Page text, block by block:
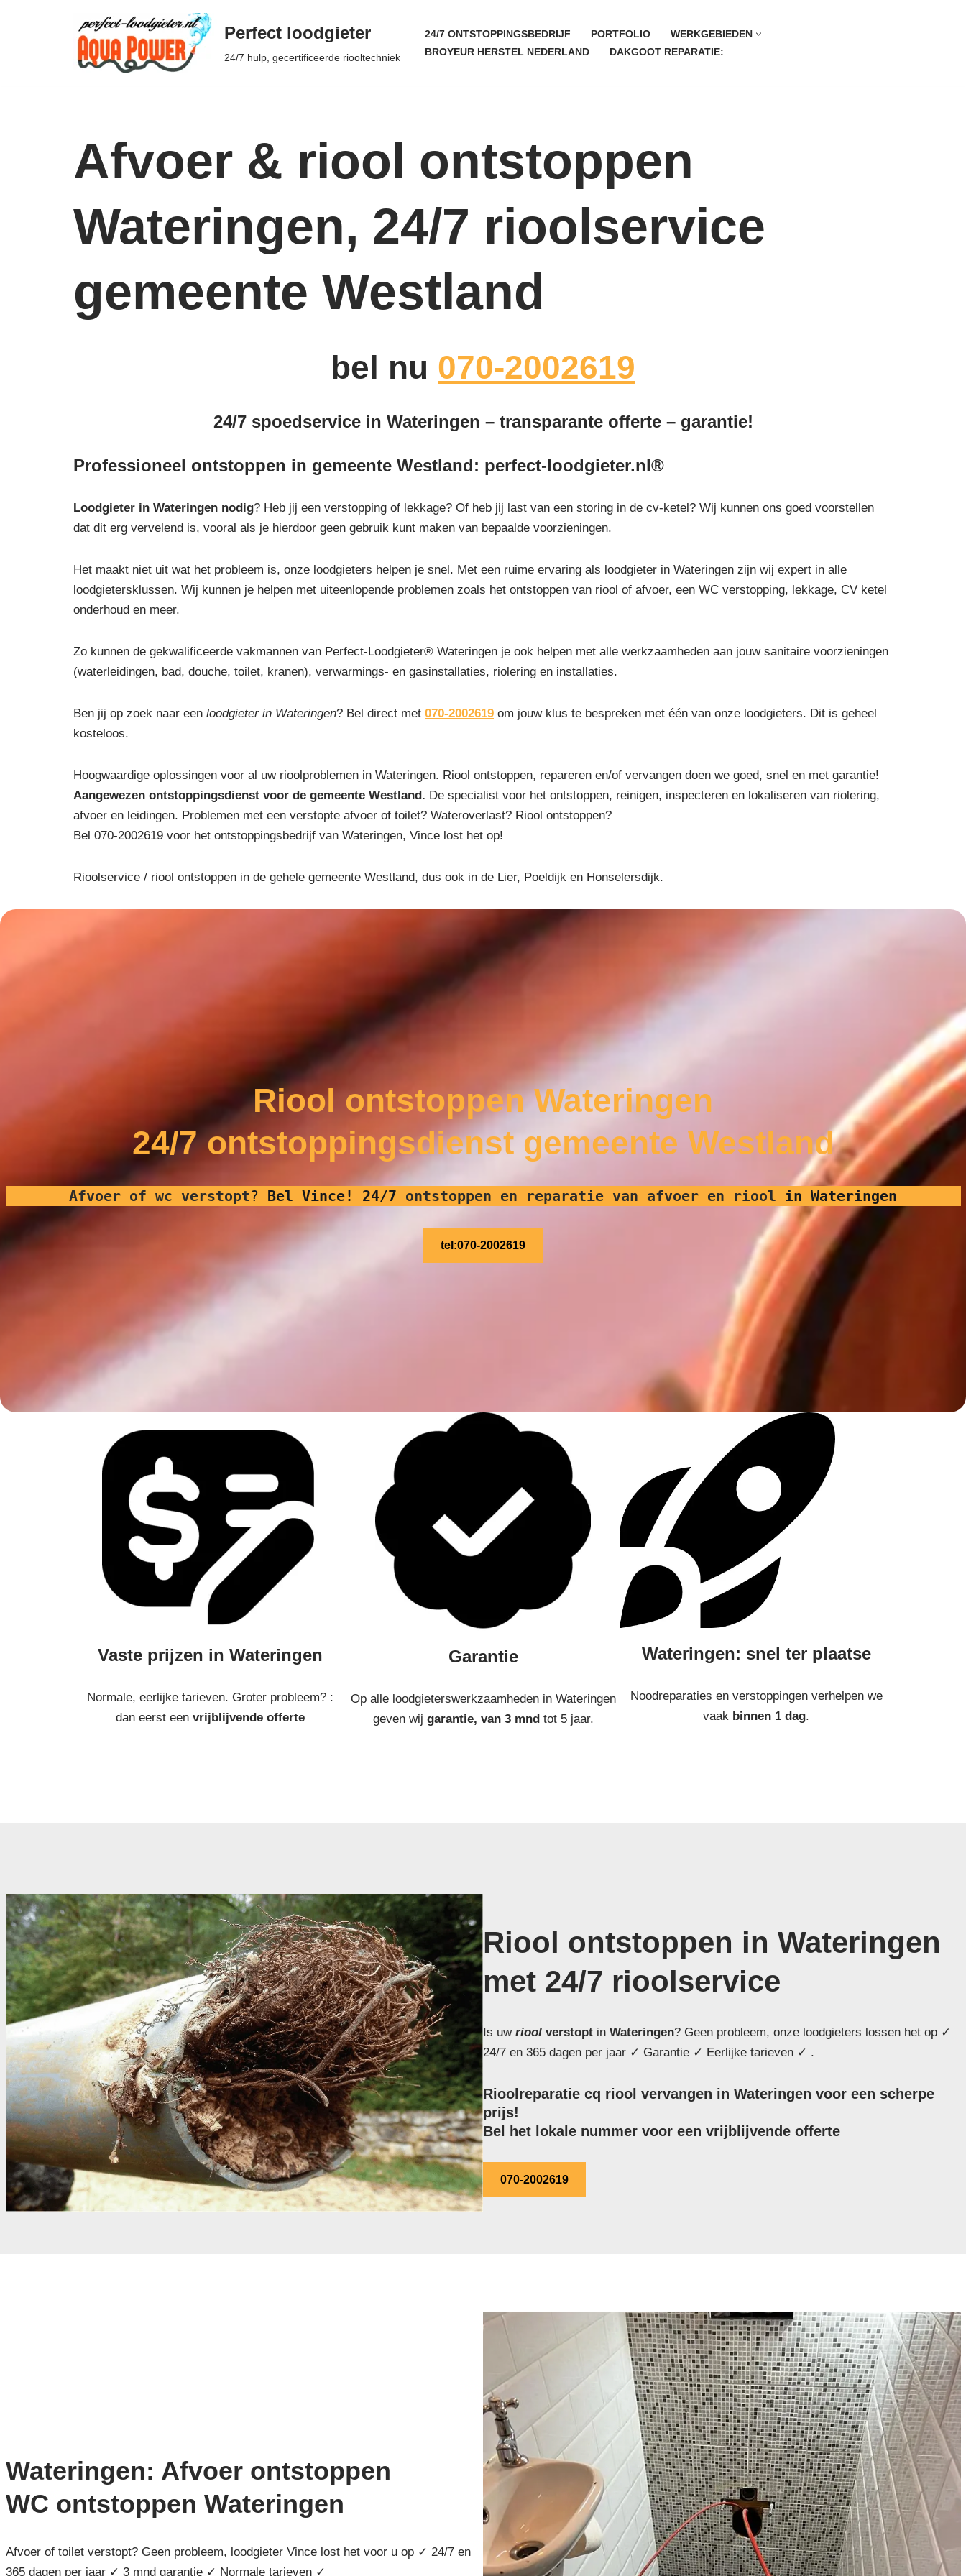
Perfect loodgieter
24/7 hulp, gecertificeerde riooltechniek
24/7 ONTSTOPPINGSBEDRIJF PORTFOLIO
WERKGEBIEDEN
BROYEUR HERSTEL NEDERLAND
DAKGOOT REPARATIE:
Afvoer & riool ontstoppen
Wateringen, 24/7 rioolservice
gemeente Westland
bel nu 070-2002619
24/7 spoedservice in Wateringen – transparante offerte – garantie!
Professioneel ontstoppen in gemeente Westland: perfect-loodgieter.nl®
Loodgieter in Wateringen nodig? Heb jij een verstopping of lekkage? Of heb jij last van een storing in de cv-ketel? Wij kunnen ons goed voorstellen
dat dit erg vervelend is, vooral als je hierdoor geen gebruik kunt maken van bepaalde voorzieningen.
Het maakt niet uit wat het probleem is, onze loodgieters helpen je snel. Met een ruime ervaring als loodgieter in Wateringen zijn wij expert in alle
loodgietersklussen. Wij kunnen je helpen met uiteenlopende problemen zoals het ontstoppen van riool of afvoer, een WC verstopping, lekkage, CV ketel
onderhoud en meer.
Zo kunnen de gekwalificeerde vakmannen van Perfect-Loodgieter® Wateringen je ook helpen met alle werkzaamheden aan jouw sanitaire voorzieningen
(waterleidingen, bad, douche, toilet, kranen), verwarmings- en gasinstallaties, riolering en installaties.
Ben jij op zoek naar een loodgieter in Wateringen? Bel direct met 070-2002619 om jouw klus te bespreken met één van onze loodgieters. Dit is geheel
kosteloos.
Hoogwaardige oplossingen voor al uw rioolproblemen in Wateringen. Riool ontstoppen, repareren en/of vervangen doen we goed, snel en met garantie!
Aangewezen ontstoppingsdienst voor de gemeente Westland. De specialist voor het ontstoppen, reinigen, inspecteren en lokaliseren van riolering,
afvoer en leidingen. Problemen met een verstopte afvoer of toilet? Wateroverlast? Riool ontstoppen?
Bel 070-2002619 voor het ontstoppingsbedrijf van Wateringen, Vince lost het op!
Rioolservice / riool ontstoppen in de gehele gemeente Westland, dus ook in de Lier, Poeldijk en Honselersdijk.
Riool ontstoppen Wateringen
24/7 ontstoppingsdienst gemeente Westland
Afvoer of wc verstopt? Bel Vince! 24/7 ontstoppen en reparatie van afvoer en riool in Wateringen
tel:070-2002619
Vaste prijzen in Wateringen
Normale, eerlijke tarieven. Groter probleem? :
dan eerst een vrijblijvende offerte
Garantie
Op alle loodgieterswerkzaamheden in Wateringen
geven wij garantie, van 3 mndtot 5 jaar.
Wateringen: snel ter plaatse
Noodreparaties en verstoppingen verhelpen we
vaak binnen 1 dag.
Riool ontstoppen in Wateringen
met 24/7 rioolservice
Is uw riool verstopt in Wateringen? Geen probleem, onze loodgieters lossen het op ✓
24/7 en 365 dagen per jaar ✓ Garantie ✓ Eerlijke tarieven ✓ .
Rioolreparatie cq riool vervangen in Wateringen voor een scherpe
prijs!
Bel het lokale nummer voor een vrijblijvende offerte
070-2002619
Wateringen: Afvoer ontstoppen
WC ontstoppen Wateringen
Afvoer of toilet verstopt? Geen probleem, loodgieter Vince lost het voor u op ✓ 24/7 en
365 dagen per jaar ✓ 3 mnd garantie ✓ Normale tarieven ✓